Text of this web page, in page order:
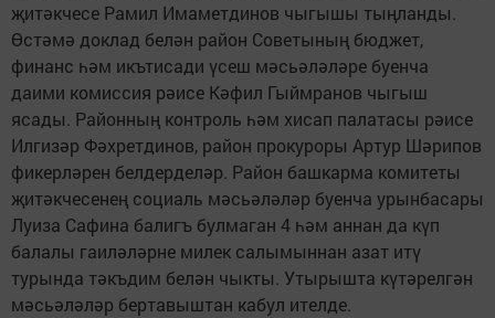
җитәкчесе Рамил Имаметдинов чыгышы тыңланды.
Өстәмә доклад белән район Советының бюджет,
финанс һәм икътисади үсеш мәсьәләләре буенча
даими комиссия рәисе Кәфил Гыймранов чыгыш
ясады. Районның контроль һәм хисап палатасы рәисе
Илгизәр Фәхретдинов, район прокуроры Артур Шәрипов
фикерләрен белдерделәр. Район башкарма комитеты
җитәкчесенең социаль мәсьәләләр буенча урынбасары
Луиза Сафина балигъ булмаган 4 һәм аннан да күп
балалы гаиләләрне милек салымыннан азат итү
турында тәкъдим белән чыкты. Утырышта күтәрелгән
мәсьәләләр бертавыштан кабул ителде.